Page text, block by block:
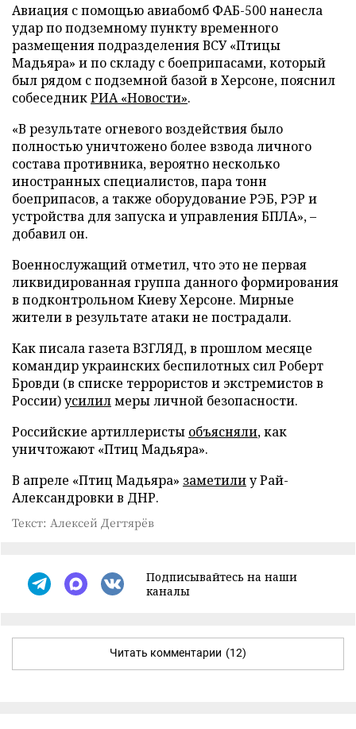
Авиация с помощью авиабомб ФАБ-500 нанесла
удар по подземному пункту временного
размещения подразделения ВСУ «Птицы
Мадьяра» и по складу с боеприпасами, который
был рядом с подземной базой в Херсоне, пояснил
собеседникРИА «Новости».
«В результате огневого воздействия было
полностью уничтожено более взвода личного
состава противника, вероятно несколько
иностранных специалистов, пара тонн
боеприпасов, а также оборудование РЭБ, РЭР и
устройства для запуска и управления БПЛА», –
добавил он.
Военнослужащий отметил, что это не первая
ликвидированная группа данного формирования
в подконтрольном Киеву Херсоне. Мирные
жители в результате атаки не пострадали.
Как писала газета ВЗГЛЯД, в прошлом месяце
командир украинских беспилотных сил Роберт
Бровди (в списке террористов и экстремистов в
России)усилилмеры личной безопасности.
Российские артиллеристы объясняли, как
уничтожают «Птиц Мадьяра».
В апреле «Птиц Мадьяра» заметилиу Рай-
Александровки в ДНР.
Текст: Алексей Дегтярёв
Подписывайтесь на наши
каналы
Читать комментарии (12)